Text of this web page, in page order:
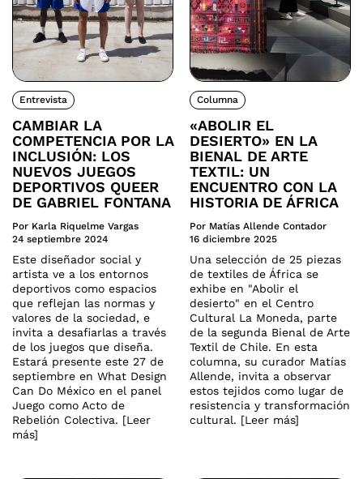
Entrevista
CAMBIAR LA
COMPETENCIA POR LA
INCLUSIÓN: LOS
NUEVOS JUEGOS
DEPORTIVOS QUEER
DE GABRIEL FONTANA
Por Karla Riquelme Vargas
24 septiembre 2024
Este diseñador social y
artista ve a los entornos
deportivos como espacios
que reflejan las normas y
valores de la sociedad, e
invita a desafiarlas a través
de los juegos que diseña.
Estará presente este 27 de
septiembre en What Design
Can Do México en el panel
Juego como Acto de
Rebelión Colectiva. [Leer
más]
Columna
«ABOLIR EL
DESIERTO» EN LA
BIENAL DE ARTE
TEXTIL: UN
ENCUENTRO CON LA
HISTORIA DE ÁFRICA
Por Matías Allende Contador
16 diciembre 2025
Una selección de 25 piezas
de textiles de África se
exhibe en "Abolir el
desierto" en el Centro
Cultural La Moneda, parte
de la segunda Bienal de Arte
Textil de Chile. En esta
columna, su curador Matías
Allende, invita a observar
estos tejidos como lugar de
resistencia y transformación
cultural. [Leer más]